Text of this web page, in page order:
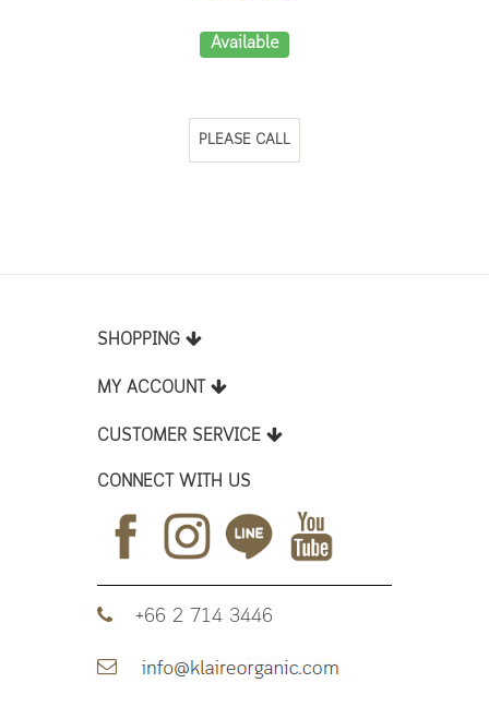
Available
PLEASE CALL
SHOPPING
MY ACCOUNT
CUSTOMER SERVICE
CONNECT WITH US
+66 2 714 3446